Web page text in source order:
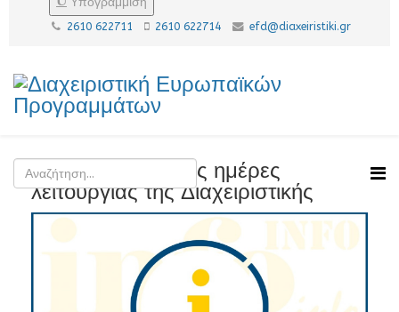
2610 622711 2610 622714 efd@diaxeiristiki.gr
Ενημέρωση για τις ημέρες
λειτουργίας της Διαχειριστικής